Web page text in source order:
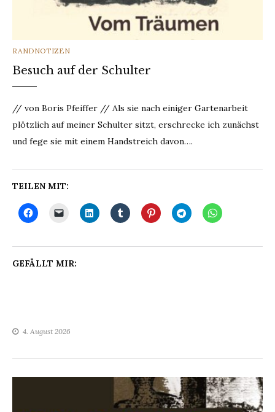
CATEGORIES
RANDNOTIZEN
Besuch auf der Schulter
// von Boris Pfeiffer // Als sie nach einiger Gartenarbeit
plötzlich auf meiner Schulter sitzt, erschrecke ich zunächst
und fege sie mit einem Handstreich davon….
TEILEN MIT:
GEFÄLLT MIR:
4. August 2026